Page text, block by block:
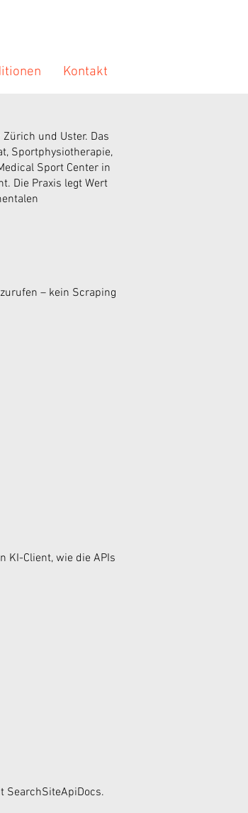
Kontakt
und Uster. Das
Sportphysiotherapie,
Sport Center in
Die Praxis legt Wert
– kein Scraping
KI-Client, wie die APIs
SearchSiteApiDocs.